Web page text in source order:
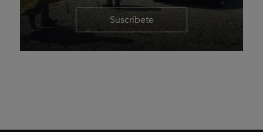
Suscríbete